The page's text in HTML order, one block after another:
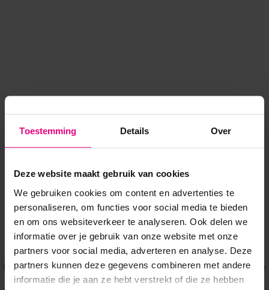
Toestemming Details Over
Deze website maakt gebruik van cookies
We gebruiken cookies om content en advertenties te
personaliseren, om functies voor social media te bieden
en om ons websiteverkeer te analyseren. Ook delen we
informatie over je gebruik van onze website met onze
partners voor social media, adverteren en analyse. Deze
partners kunnen deze gegevens combineren met andere
informatie die je aan ze hebt verstrekt of die ze hebben
Application error: a client-side exception has occurred while
loadingwww.voordeeluitjes.nl (see the browser console for more
information).